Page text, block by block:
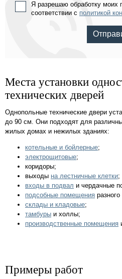
Я разрешаю обработку моих
соответствии с политикой
Места установки
технических дверей
Однопольные технические двери
до 90 см. Они подходят для
жилых домах и нежилых зданиях:
котельные и бойлерные;
электрощитовые;
коридоры;
выходы на лестничные клетки;
входы в подвал и чердачные
подсобные помещения
склады и кладовые;
тамбуры и холлы;
производственные помещения
Примеры работ